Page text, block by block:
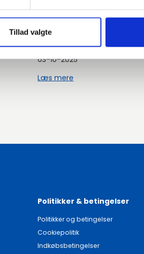
Tillad valgte
2025
03-10-2025
Læs mere
Politikker & betingelser
Politikker og betingelser
Cookiepolitik
Indkøbsbetingelser